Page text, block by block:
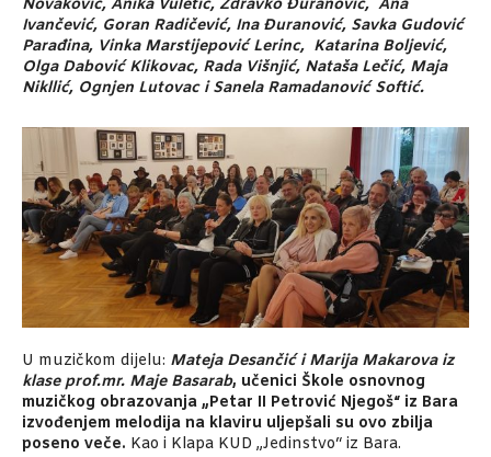
Novaković, Anika Vuletić, Zdravko Đuranović, Ana
Ivančević, Goran Radičević, Ina Đuranović, Savka Gudović
Parađina, Vinka Marstijepović Lerinc, Katarina Boljević,
Olga Dabović Klikovac, Rada Višnjić, Nataša Lečić, Maja
Nikllić, Ognjen Lutovac i Sanela Ramadanović Softić.
U muzičkom dijelu: Mateja DesančićiMarija Makarova iz
klase prof.mr. Maje Basarab, učenici Škole osnovnog
muzičkog obrazovanja „Petar II Petrović Njegoš“ iz Bara
izvođenjem melodija na klaviru uljepšali su ovo zbilja
poseno veče. Kao i Klapa KUD „Jedinstvo“ iz Bara.